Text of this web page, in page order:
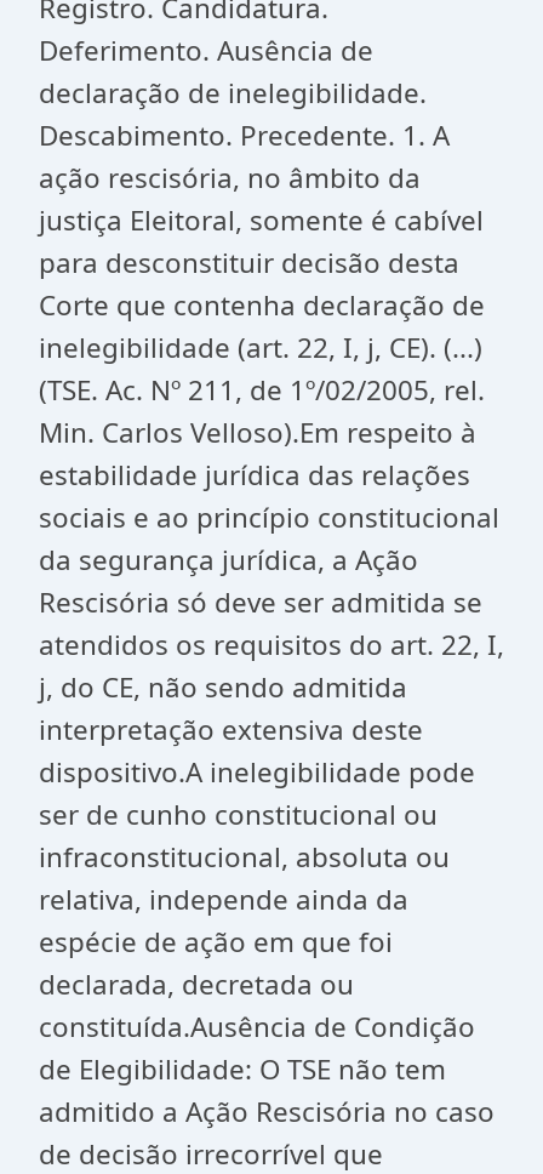
Registro. Candidatura.
Deferimento. Ausência de
declaração de inelegibilidade.
Descabimento. Precedente. 1. A
ação rescisória, no âmbito da
justiça Eleitoral, somente é cabível
para desconstituir decisão desta
Corte que contenha declaração de
inelegibilidade (art. 22, I, j, CE). (...)
(TSE. Ac. Nº 211, de 1º/02/2005, rel.
Min. Carlos Velloso).Em respeito à
estabilidade jurídica das relações
sociais e ao princípio constitucional
da segurança jurídica, a Ação
Rescisória só deve ser admitida se
atendidos os requisitos do art. 22, I,
j, do CE, não sendo admitida
interpretação extensiva deste
dispositivo.A inelegibilidade pode
ser de cunho constitucional ou
infraconstitucional, absoluta ou
relativa, independe ainda da
espécie de ação em que foi
declarada, decretada ou
constituída.Ausência de Condição
de Elegibilidade: O TSE não tem
admitido a Ação Rescisória no caso
de decisão irrecorrível que